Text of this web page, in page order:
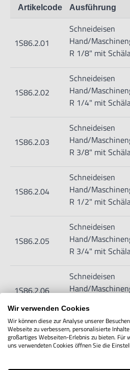
Artikelcode Ausführung
1S86.2.01
Schneideisen
Hand/
R 1/8" mit
1S86.2.02
Schneideisen
Hand/
R 1/4" mit
1S86.2.03
Schneideisen
Hand/
R 3/8" mit
1S86.2.04
Schneideisen
Hand/
R 1/2" mit
1S86.2.05
Schneideisen
Hand/
R 3/4" mit
1S86.2.06
Schneideisen
Hand/
1S86.2.07
Schneideisen
Hand/
R 1 1/4" mit
Wir verwenden Cookies
Wir können diese zur Analyse unserer
Webseite zu verbessern, personalisierte
großartiges Webseiten-Erlebnis zu bieten. Für
uns verwendeten Cookies öffnen Sie die